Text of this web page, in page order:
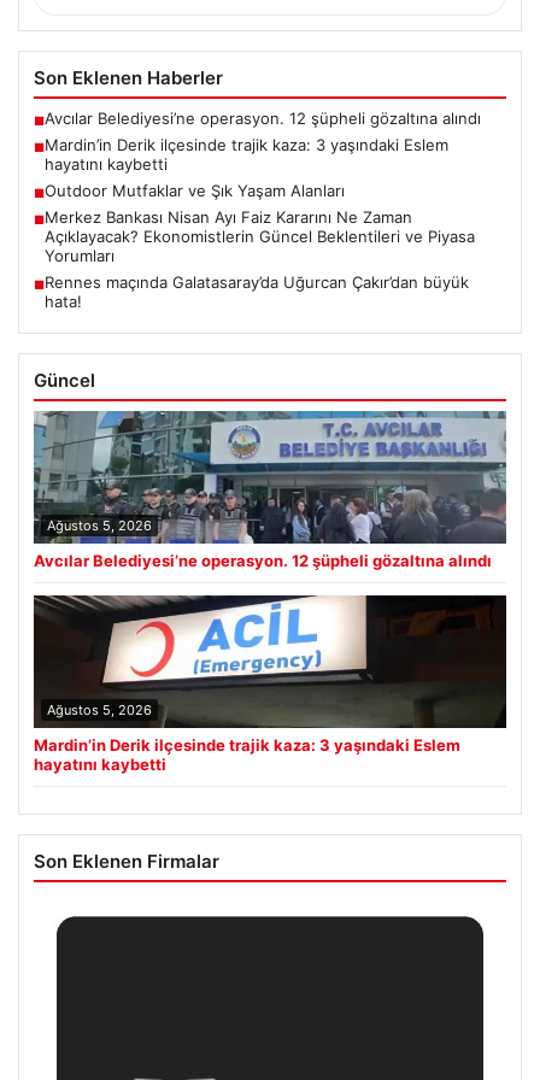
Son Eklenen Haberler
■Avcılar Belediyesi’ne operasyon. 12 şüpheli gözaltına alındı
■Mardin’in Derik ilçesinde trajik kaza: 3 yaşındaki Eslem
hayatını kaybetti
■Outdoor Mutfaklar ve Şık Yaşam Alanları
■Merkez Bankası Nisan Ayı Faiz Kararını Ne Zaman
Açıklayacak? Ekonomistlerin Güncel Beklentileri ve Piyasa
Yorumları
■Rennes maçında Galatasaray’da Uğurcan Çakır’dan büyük
hata!
Güncel
Ağustos 5, 2026
Avcılar Belediyesi’ne operasyon. 12 şüpheli gözaltına alındı
Ağustos 5, 2026
Mardin’in Derik ilçesinde trajik kaza: 3 yaşındaki Eslem
hayatını kaybetti
Son Eklenen Firmalar